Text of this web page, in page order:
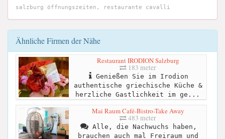
salzburg öffnungszeiten, restaurante cavalli
Ähnliche Firmen der Nähe
Restaurant IRODION Salzburg
183 meter
Genießen Sie im Irodion
authentische griechische Küche &
herzliche Gastlichkeit im ge...
Mai Raum Café-Bistro-Take Away
483 meter
Alle, die Nachwuchs haben,
brauchen auch mal Freiraum und